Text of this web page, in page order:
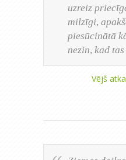
uzreiz
milzīgi,
piesūcinātā
nezin, kad
Vējš